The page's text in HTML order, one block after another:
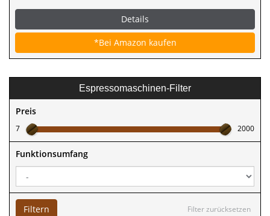
Details
*Bei Amazon kaufen
Espressomaschinen-Filter
Preis
7 2000
Funktionsumfang
Filter zurücksetzen
Filtern